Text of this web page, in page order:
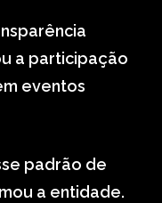
a participação
eventos
padrão de
a entidade.